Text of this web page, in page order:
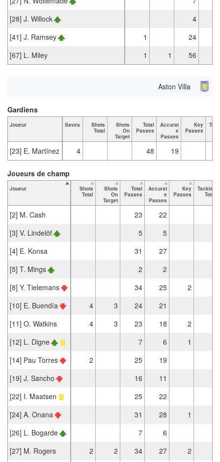
[28] J. Willock
4
[41] J. Ramsey
1 24
[67] L. Miley
1 1 56
Aston Villa
Joueur Saves
Shots
Total
Shots
On
Target
Total
Passes
Accurat
e
Passes
Key
Passes
[23] E. Martínez 4 48 19
Gardiens
Joueur
Shots
Total
Shots
On
Target
Total
Passes
Accurat
e
Passes
Key
Passes
Tackles
Total
[2] M. Cash 23
22
[3] V. Lindelöf
5
5
[4] E. Konsa
31
27
[5] T. Mings
2
2
[8] Y. Tielemans
34 25 2
[10] E. Buendía
4 3 24 21
[11] O. Watkins
4 3 23 18 2
[12] L. Digne
7 6
1
[14] Pau Torres
2 25
19
[19] J. Sancho
16 11
[22] I. Maatsen
25 22
[24] A. Onana
31 28 1
[26] L. Bogarde
7 6
[27] M. Rogers
2 2 34 27 2
Joueurs de champ